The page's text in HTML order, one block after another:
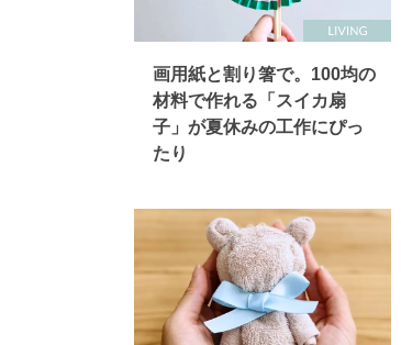
画用紙と割り箸で。100均の
材料で作れる「スイカ扇
子」が夏休みの工作にぴっ
たり